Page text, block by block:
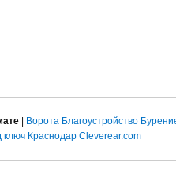
| Ворота Благоустройство
ключ Краснодар Cleverear.com